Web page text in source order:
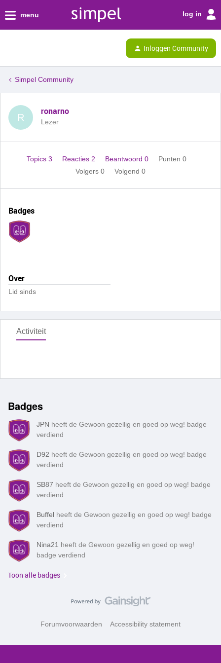
menu log in
Inloggen Community
Simpel Community
R
ronarno
Lezer
Topics 3 Reacties 2 Beantwoord 0
Punten 0
Volgers 0 Volgend 0
Badges
Over
Lid sinds
Activiteit
Badges
JPN heeft de Gewoon gezellig en goed op weg! badge
verdiend
D92 heeft de Gewoon gezellig en goed op weg! badge
verdiend
SB87 heeft de Gewoon gezellig en goed op weg! badge
verdiend
Buffel heeft de Gewoon gezellig en goed op weg! badge
verdiend
Nina21 heeft de Gewoon gezellig en goed op weg!
badge verdiend
Toon alle badges
Forumvoorwaarden Accessibility statement